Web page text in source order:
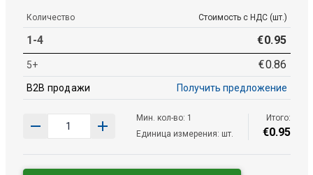
Количество Стоимость с НДС (шт.)
1-4 €0.95
5+ €0.86
B2B продажи Получить предложение
Мин. кол-во: 1
Единица измерения: шт.
Итого:
€0.95